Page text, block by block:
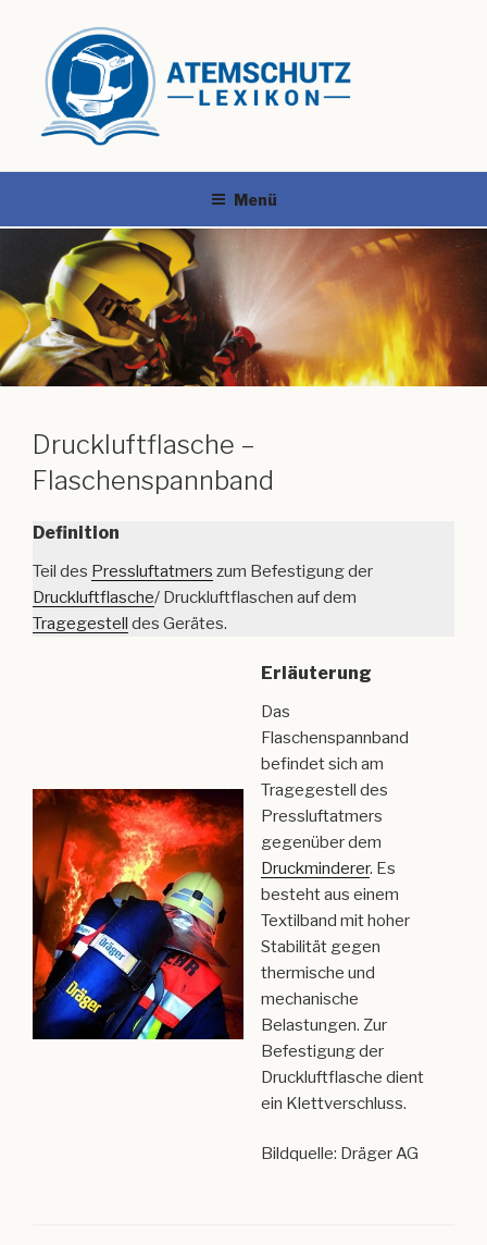
Menü
Druckluftflasche –
Flaschenspannband
Definition
Teil des Pressluftatmers zum Befestigung der
Druckluftflasche/ Druckluftflaschen auf dem
Tragegestell des Gerätes.
Erläuterung
Das
Flaschenspannband
befindet sich am
Tragegestell des
Pressluftatmers
gegenüber dem
Druckminderer. Es
besteht aus einem
Textilband mit hoher
Stabilität gegen
thermische und
mechanische
Belastungen. Zur
Befestigung der
Druckluftflasche dient
ein Klettverschluss.
Bildquelle: Dräger AG